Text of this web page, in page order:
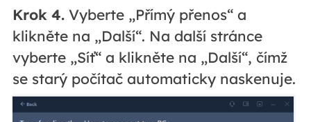
Krok 4.Vyberte „Přímý přenos“ a
klikněte na „Další“. Na další stránce
vyberte „Síť“ a klikněte na „Další“, čímž
se starý počítač automaticky naskenuje.